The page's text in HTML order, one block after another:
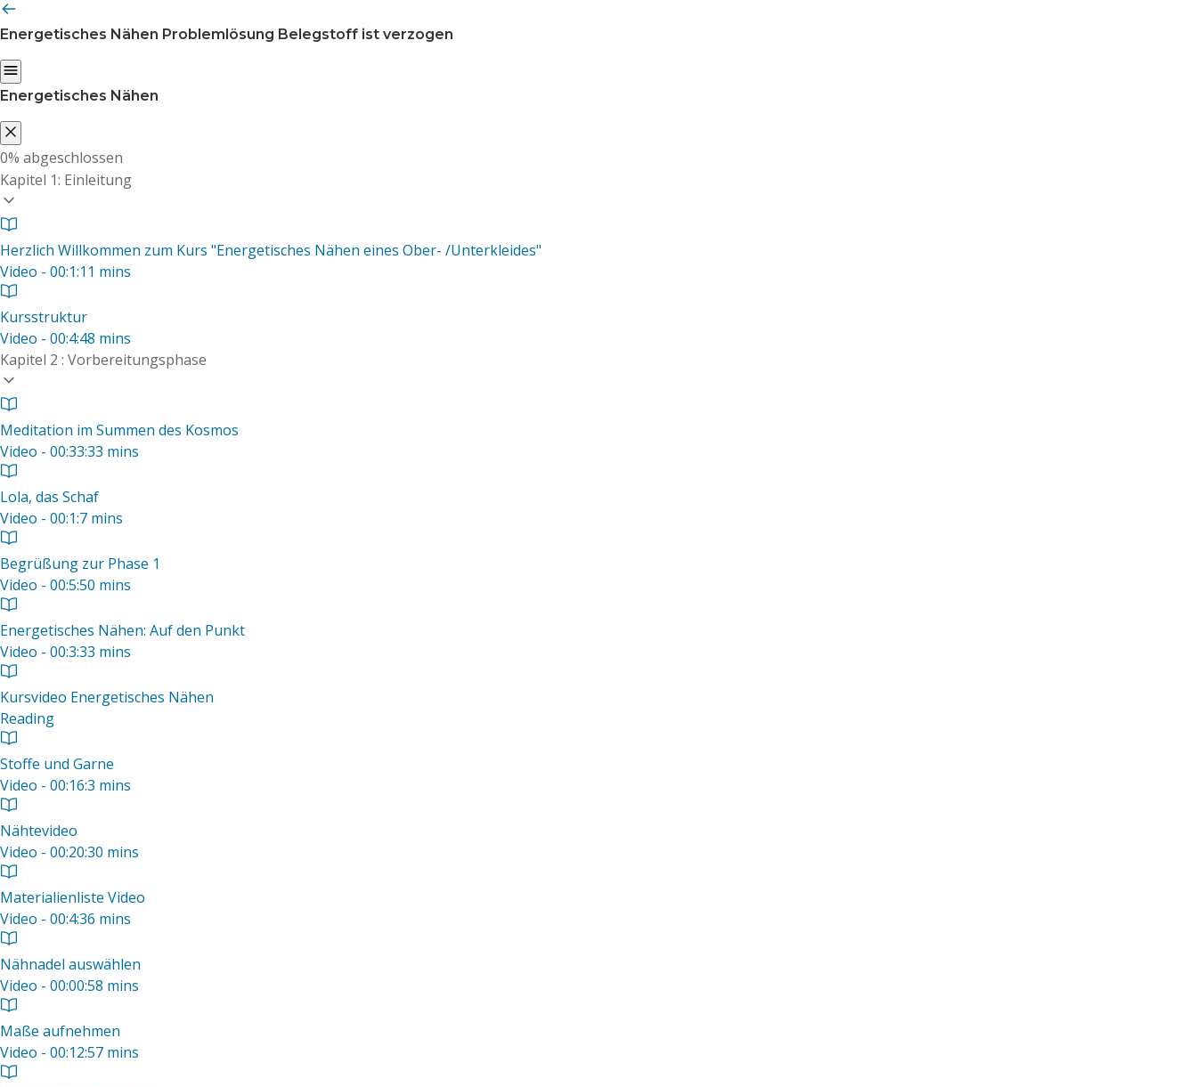
Energetisches Nähen Problemlösung Belegstoff ist verzogen
Energetisches Nähen
0% abgeschlossen
Kapitel 1: Einleitung
Herzlich Willkommen zum Kurs "Energetisches Nähen eines Ober- /Unterkleides"
Video - 00:1:11 mins
Kursstruktur
Video - 00:4:48 mins
Kapitel 2 : Vorbereitungsphase
Meditation im Summen des Kosmos
Video - 00:33:33 mins
Lola, das Schaf
Video - 00:1:7 mins
Begrüßung zur Phase 1
Video - 00:5:50 mins
Energetisches Nähen: Auf den Punkt
Video - 00:3:33 mins
Kursvideo Energetisches Nähen
Reading
Stoffe und Garne
Video - 00:16:3 mins
Nähtevideo
Video - 00:20:30 mins
Materialienliste Video
Video - 00:4:36 mins
Nähnadel auswählen
Video - 00:00:58 mins
Maße aufnehmen
Video - 00:12:57 mins